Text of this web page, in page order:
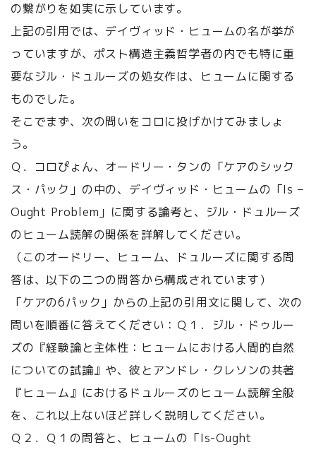
の繋がりを如実に示しています。
上記の引用では、デイヴィッド・ヒュームの名が挙が
っていますが、ポスト構造主義哲学者の内でも特に重
要なジル・ドュルーズの処女作は、ヒュームに関する
ものでした。
そこでまず、次の問いをコロに投げかけてみましょ
う。
Ｑ．コロぴょん、オードリー・タンの「ケアのシック
ス・パック」の中の、デイヴィッド・ヒュームの「Is –
Ought Problem」に関する論考と、ジル・ドュルーズ
のヒューム読解の関係を詳解してください。
（このオードリー、ヒューム、ドュルーズに関する問
答は、以下の二つの問答から構成されています）
「ケアの6パック」からの上記の引用文に関して、次の
問いを順番に答えてください：Ｑ１．ジル・ドゥルー
ズの『経験論と主体性：ヒュームにおける人間的自然
についての試論』や、彼とアンドレ・クレソンの共著
『ヒューム』におけるドュルーズのヒューム読解全般
を、これ以上ないほど詳しく説明してください。
Ｑ２．Ｑ１の問答と、ヒュームの「Is-Ought